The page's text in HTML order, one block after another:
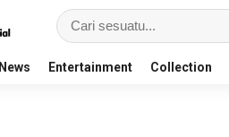
News Entertainment Collection